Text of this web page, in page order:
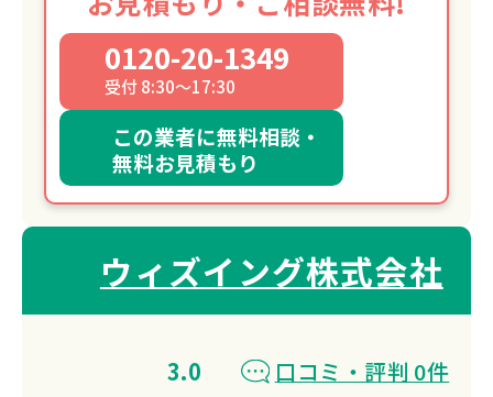
0120-20-1349
受付 8:30～17:30
この業者に無料相談・
無料お見積もり
ウィズイング株式会社
3.0
口コミ・評判 0件